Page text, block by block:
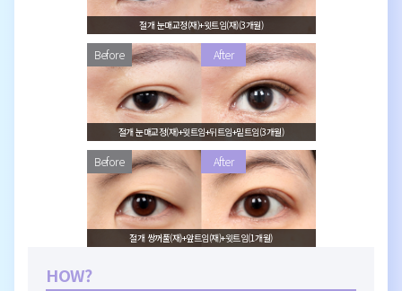
절개 눈매교정(재)+윗트임(재)(3개월)
절개 눈매교정(재)+윗트임+뒤트임+밑트임(3개월)
절개 쌍꺼풀(재)+앞트임(재)+윗트임(1개월)
HOW?